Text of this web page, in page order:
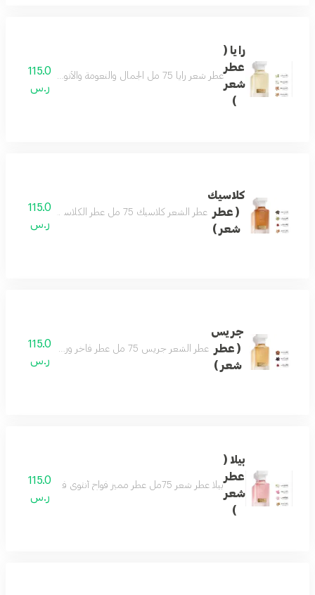
رايا (
عطر
شعر
)
عطر شعر رايا 75 مل الجمال والنعومة والأنوثة على هيئة عطرمزيج من اللوز والفل ونفحات من المسك وتكوين فاخر من خشب الصندل لتفوح منه رائحة الجمال والفخامة حتماً سيعجبك عطر لكل الأذواق يحتوي على فيتامينات مغذية للشعر ومرطبات ومنعمات
115.0
ر.س
كلاسيك
( عطر
شعر )
عطر الشعر كلاسيك 75 مل عطر الكلاسيكي اسماً ومسمى بمزيج فاخر من العود والصندل وممزوج برائحة الزعفران والهيل لتتكون منه رائحة شرقية مميزة . تضيف لمسة رفاهية لشخصيتك الفريدة ليكون هو العطر الأجمل للمناسبات والليالي الجميلة .
115.0
ر.س
جريس
( عطر
شعر )
عطر الشعر جريس 75 مل عطر فاخر ورسمي وفواح مميز جميل للمناسبات تكوين فاخر وأنيق اختيارك الافضل
115.0
ر.س
بيلا (
عطر
شعر
)
بيلا عطر شعر 75مل عطر مميز فواح أنثوي فاخر بتكوين رائع من الورد والياسمين يفيض جمال ونعومة مع نفحات من خشب الصندل والتفاح ليضفى لك لطافة وجمال لايضاهى مكونات العطر الورد - الياسمين - زهرة اللوتس - تفاح - خشب الصندل
115.0
ر.س